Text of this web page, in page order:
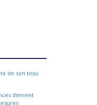
de son tissu
dément